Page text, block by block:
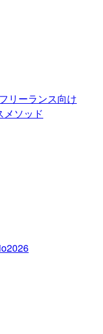
リーランス向け
メソッド